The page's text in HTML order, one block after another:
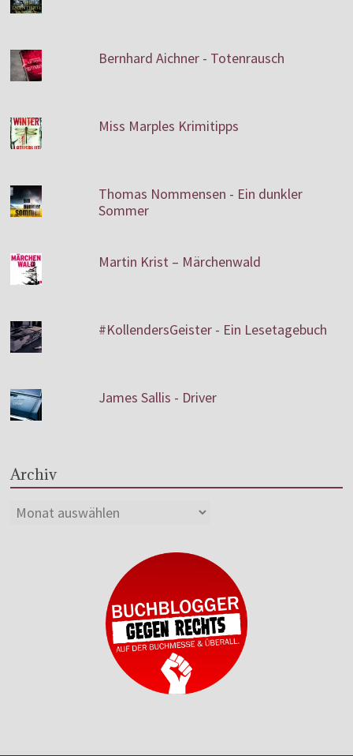
Bernhard Aichner - Totenrausch
Miss Marples Krimitipps
Thomas Nommensen - Ein dunkler
Sommer
Martin Krist – Märchenwald
#KollendersGeister - Ein Lesetagebuch
James Sallis - Driver
Archiv